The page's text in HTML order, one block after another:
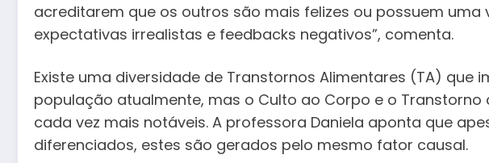
acreditarem que os outros são mais felizes ou possuem uma
expectativas irrealistas e feedbacks negativos”, comenta.
Existe uma diversidade de Transtornos Alimentares (TA) que
população atualmente, mas o Culto ao Corpo e o Transtorno
cada vez mais notáveis. A professora Daniela aponta que
diferenciados, estes são gerados pelo mesmo fator causal.